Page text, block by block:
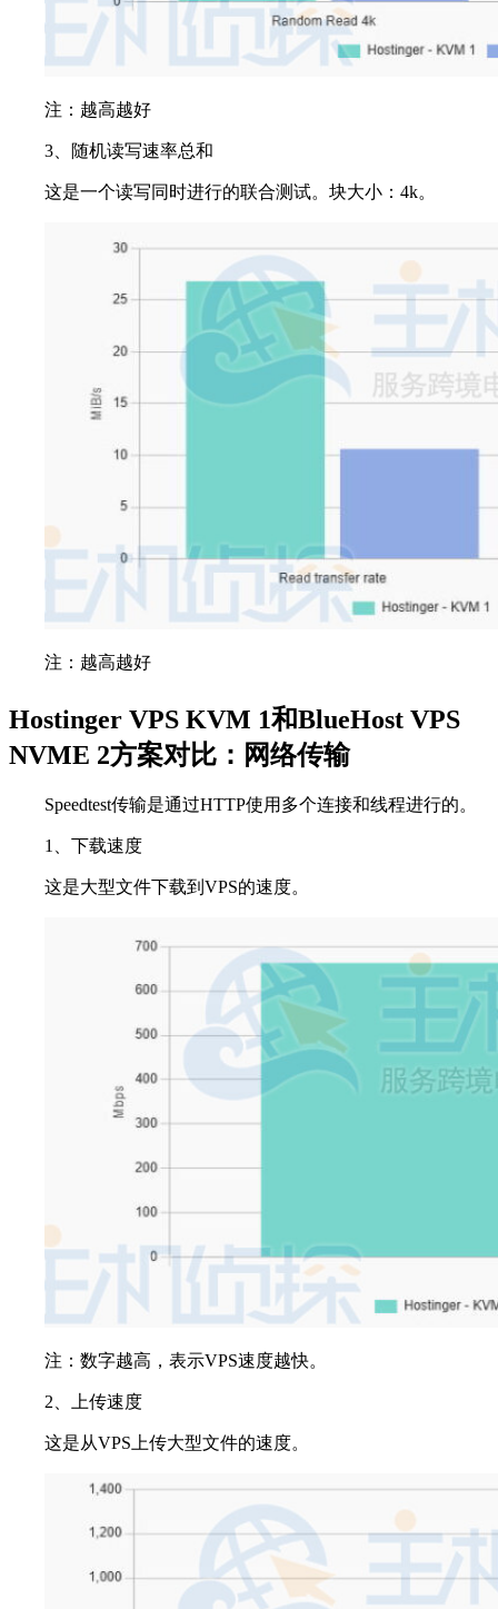
注：越高越好
3、随机读写速率总和
这是一个读写同时进行的联合测试。块大小：4k。
注：越高越好
Hostinger VPS KVM 1和BlueHost VPS
NVME 2方案对比：网络传输
Speedtest传输是通过HTTP使用多个连接和线程进行的。
1、下载速度
这是大型文件下载到VPS的速度。
注：数字越高，表示VPS速度越快。
2、上传速度
这是从VPS上传大型文件的速度。